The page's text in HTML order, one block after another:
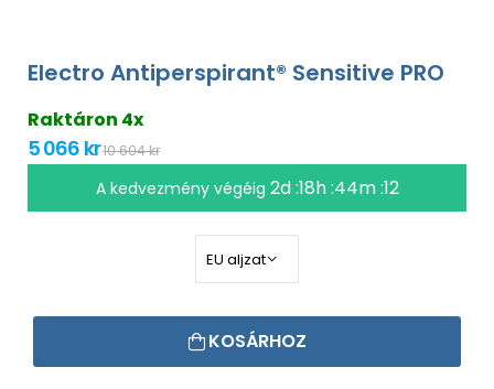
Electro Antiperspirant® Sensitive PRO
Raktáron 4x
5 066 kr10 604 kr
A kedvezmény végéig2d :18h :44m :11
KOSÁRHOZ